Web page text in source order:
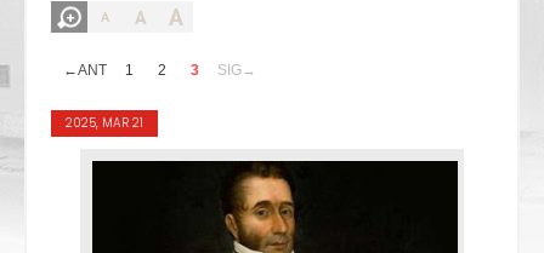
A A A
←ANT 1 2 3 SIG→
2025, MAR 21